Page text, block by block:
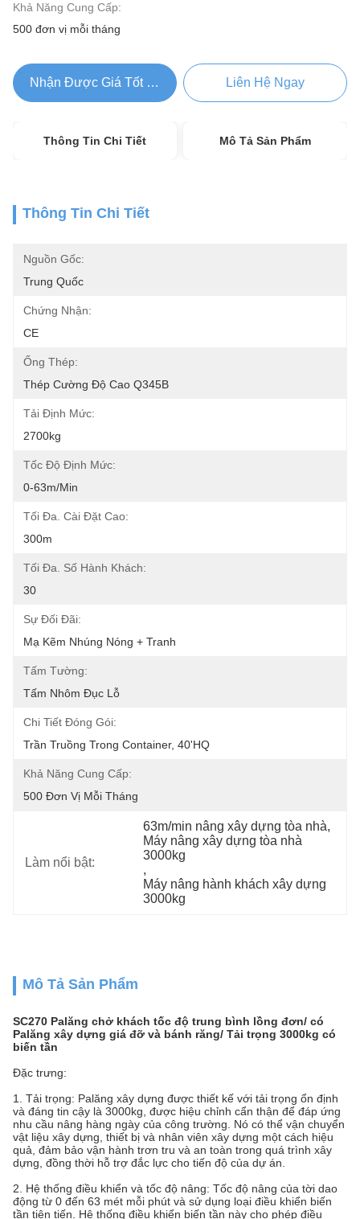
Khả Năng Cung Cấp:
500 đơn vị mỗi tháng
Nhận Được Giá Tốt Nhất Liên Hệ Ngay
Thông Tin Chi Tiết Mô Tả Sản Phẩm
Thông Tin Chi Tiết
Nguồn Gốc:
Trung Quốc
Chứng Nhận:
CE
Ống Thép:
Thép Cường Độ Cao Q345B
Tải Định Mức:
2700kg
Tốc Độ Định Mức:
0-63m/min
Tối Đa. Cài Đặt Cao:
300m
Tối Đa. Số Hành Khách:
30
Sự Đối Đãi:
Mạ Kẽm Nhúng Nóng + Tranh
Tấm Tường:
Tấm Nhôm Đục Lỗ
Chi Tiết Đóng Gói:
Trần Truồng Trong Container, 40'HQ
Khả Năng Cung Cấp:
500 Đơn Vị Mỗi Tháng
Làm nổi bật:
63m/min nâng xây dựng tòa nhà
Máy nâng xây dựng tòa nhà
3000kg
,
Máy nâng hành khách xây dựng
3000kg
Mô Tả Sản Phẩm
SC270 Palăng chở khách tốc độ trung bình lồng đơn/ có
Palăng xây dựng giá đỡ và bánh răng/ Tải trọng 3000kg có
biến tần
Đặc trưng:
1. Tải trọng: Palăng xây dựng được thiết kế với tải trọng ổn định
và đáng tin cậy là 3000kg, được hiệu chỉnh cẩn thận để đáp ứng
nhu cầu nâng hàng ngày của công trường. Nó có thể vận chuyển
vật liệu xây dựng, thiết bị và nhân viên xây dựng một cách hiệu
quả, đảm bảo vận hành trơn tru và an toàn trong quá trình xây
dựng, đồng thời hỗ trợ đắc lực cho tiến độ của dự án.
2. Hệ thống điều khiển và tốc độ nâng: Tốc độ nâng của tời dao
động từ 0 đến 63 mét mỗi phút và sử dụng loại điều khiển biến
tần tiên tiến. Hệ thống điều khiển biến tần này cho phép điều